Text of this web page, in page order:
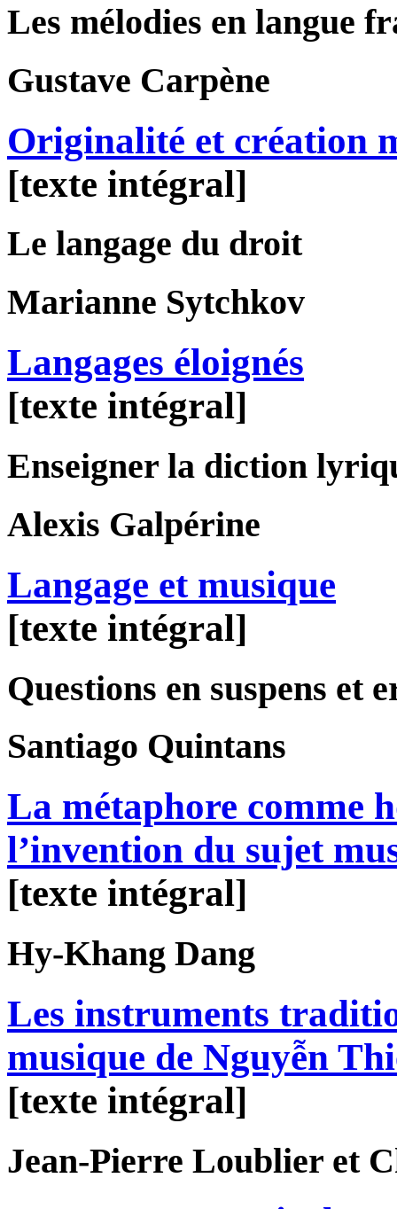
Les mélodies en langue
Gustave Carpène
Originalité et création
[texte intégral]
Le langage du droit
Marianne Sytchkov
Langages éloignés
[texte intégral]
Enseigner la diction
Alexis Galpérine
Langage et musique
[texte intégral]
Questions en suspens et
Santiago Quintans
La métaphore comme
l’invention du sujet
[texte intégral]
Hy-Khang Dang
Les instruments
musique de Nguyễn
[texte intégral]
Jean-Pierre Loublier et